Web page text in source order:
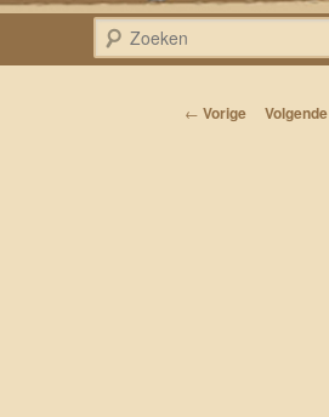
Bericht navigatie
← Vorige Volgende